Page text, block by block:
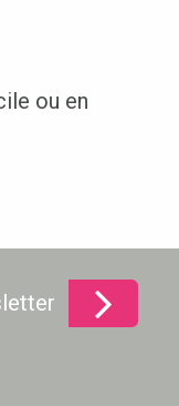
ou en